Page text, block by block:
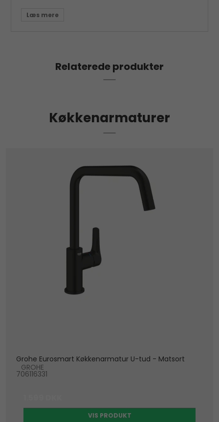
Relaterede produkter
Køkkenarmaturer
Grohe Eurosmart Køkkenarmatur U-tud - Matsort
GROHE
706116331
VIS PRODUKT